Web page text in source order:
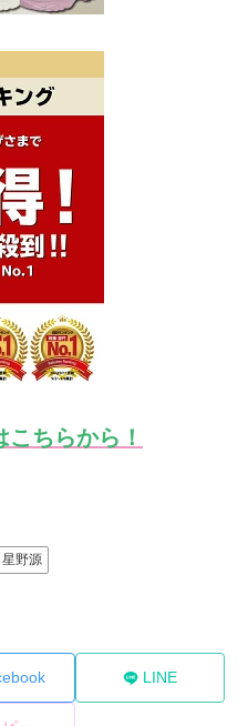
ちらから！
星野源
LINE